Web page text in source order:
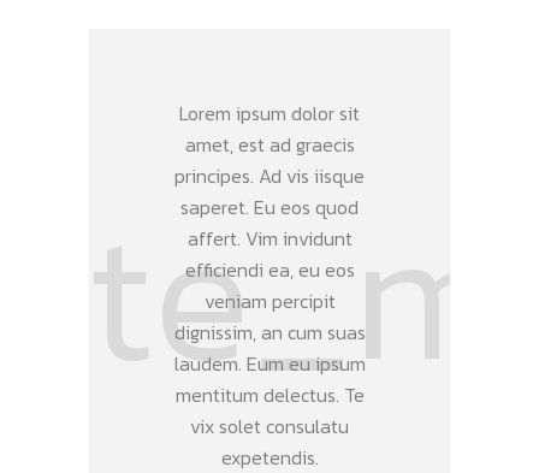
Lorem ipsum dolor sit
amet, est ad graecis
principes. Ad vis iisque
saperet. Eu eos quod
affert. Vim invidunt
efficiendi ea, eu eos
veniam percipit
dignissim, an cum suas
laudem. Eum eu ipsum
mentitum delectus. Te
vix solet consulatu
expetendis.